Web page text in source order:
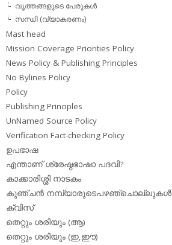
വൃത്തങ്ങളുടെ പേരുകള്‍
സന്ധി (വ്യാകരണം)
Mast head
Mission Coverage Priorities Policy
News Policy & Publishing Principles
No Bylines Policy
Policy
Publishing Principles
UnNamed Source Policy
Verification Fact-checking Policy
ഉപഭാഷ
എന്താണ് ശ്രേഷ്ഠഭാഷാ പദവി?
കാക്കാരിശ്ശി നാടകം
കുഞ്ചന്‍ നമ്പ്യാരുടെപഴഞ്ചൊല്ലുകള്‍
ക്വിസ്
തെറ്റും ശരിയും (ആ)
തെറ്റും ശരിയും (ഇ,ഈ)